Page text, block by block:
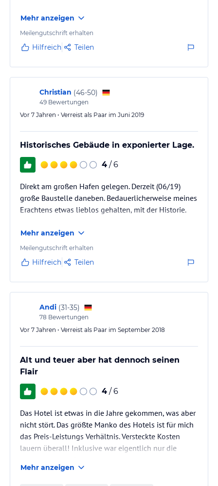
Mehr anzeigen
Meilengutschrift erhalten
Hilfreich Teilen
Christian (46-50)
49 Bewertungen
Vor 7 Jahren • Verreist als Paar im Juni 2019
Historisches Gebäude in exponierter Lage.
4 / 6
Direkt am großen Hafen gelegen. Derzeit (06/19)
große Baustelle daneben. Bedauerlicherweise meines
Erachtens etwas lieblos gehalten, mit der Historie.
Mehr anzeigen
Meilengutschrift erhalten
Hilfreich Teilen
Andi (31-35)
78 Bewertungen
Vor 7 Jahren • Verreist als Paar im September 2018
Alt und teuer aber hat dennoch seinen
Flair
4 / 6
Das Hotel ist etwas in die Jahre gekommen, was aber
nicht stört. Das größte Manko des Hotels ist für mich
das Preis-Leistungs Verhältnis. Versteckte Kosten
lauern überall! Inklusive war eigentlich nur die
Kurtaxe war ebenso außerordentlich hoch! Positiv zu
Mehr anzeigen